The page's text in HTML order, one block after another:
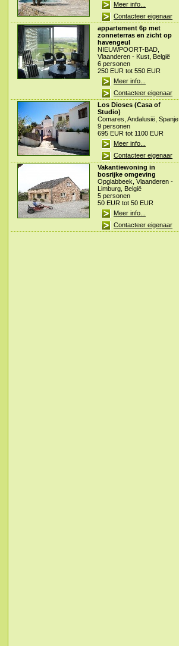
Meer info...
Contacteer eigenaar
appartement 6p met
zonneterras en zicht op
havengeul
NIEUWPOORT-BAD,
Vlaanderen - Kust, België
6 personen
250 EUR tot 550 EUR
Meer info...
Contacteer eigenaar
Los Dioses (Casa of
Studio)
Comares, Andalusië, Spanje
9 personen
695 EUR tot 1100 EUR
Meer info...
Contacteer eigenaar
Vakantiewoning in
bosrijke omgeving
Opglabbeek, Vlaanderen -
Limburg, België
5 personen
50 EUR tot 50 EUR
Meer info...
Contacteer eigenaar